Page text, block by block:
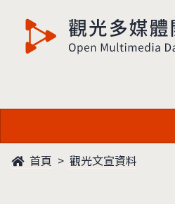
觀光多媒體開放資料
首頁 觀光文宣資料